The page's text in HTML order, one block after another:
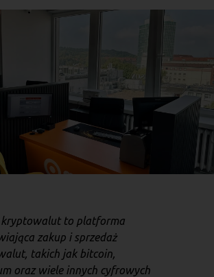
kryptowalut to platforma
zakup i sprzedaż
takich jak bitcoin,
oraz wiele innych cyfrowych